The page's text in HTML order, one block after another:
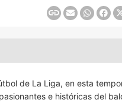
de La Liga, en esta
e históricas del